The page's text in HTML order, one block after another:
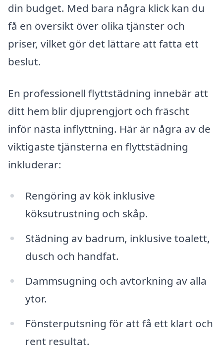
din budget. Med bara några klick kan du
få en översikt över olika tjänster och
priser, vilket gör det lättare att fatta ett
beslut.
En professionell flyttstädning innebär att
ditt hem blir djuprengjort och fräscht
inför nästa inflyttning. Här är några av de
viktigaste tjänsterna en flyttstädning
inkluderar:
Rengöring av kök inklusive
köksutrustning och skåp.
Städning av badrum, inklusive toalett,
dusch och handfat.
Dammsugning och avtorkning av alla
ytor.
Fönsterputsning för att få ett klart och
rent resultat.